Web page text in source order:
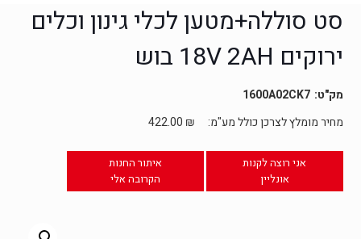
סט סוללה+מטען לכלי גינון וכלים
ירוקים 18V 2AH בוש
1600A02CK7
מחיר מומלץ לצרכן כולל מע"מ:
422.00 ₪
אני רוצה לקנות
אונליין
איתור החנות
הקרובה אלי